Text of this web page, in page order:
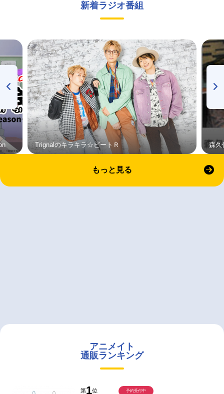
新着ラジオ番組
Trignalのキラキラ☆ビートＲ 森久
もっと見る
アニメイト
通販ランキング
第1位 予約受付中